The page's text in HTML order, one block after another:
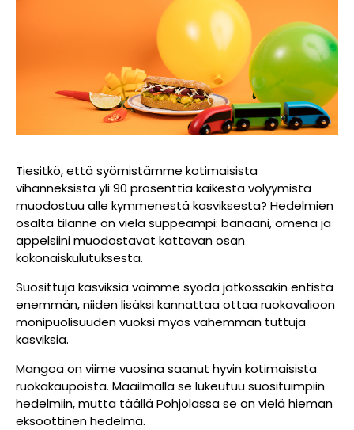
Tiesitkö, että syömistämme kotimaisista
vihanneksista yli 90 prosenttia kaikesta volyymista
muodostuu alle kymmenestä kasviksesta? Hedelmien
osalta tilanne on vielä suppeampi: banaani, omena ja
appelsiini muodostavat kattavan osan
kokonaiskulutuksesta.
Suosittuja kasviksia voimme syödä jatkossakin entistä
enemmän, niiden lisäksi kannattaa ottaa ruokavalioon
monipuolisuuden vuoksi myös vähemmän tuttuja
kasviksia.
Mangoa on viime vuosina saanut hyvin kotimaisista
ruokakaupoista. Maailmalla se lukeutuu suosituimpiin
hedelmiin, mutta täällä Pohjolassa se on vielä hieman
eksoottinen hedelmä.